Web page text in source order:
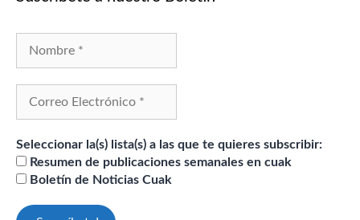
Seleccionar la(s) lista(s) a las que te quieres subscribir:
Resumen de publicaciones semanales en cuak
Boletín de Noticias Cuak